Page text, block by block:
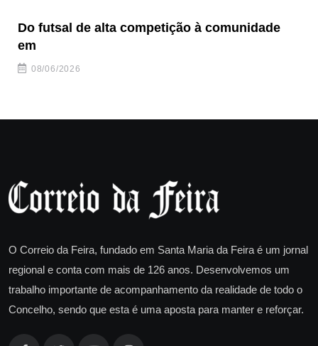
Do futsal de alta competição à comunidade
em
08/06/2026
O Correio da Feira, fundado em Santa Maria da Feira é um jornal
regional e conta com mais de 126 anos. Desenvolvemos um
trabalho importante de acompanhamento da realidade de todo o
Concelho, sendo que esta é uma aposta para manter e reforçar.